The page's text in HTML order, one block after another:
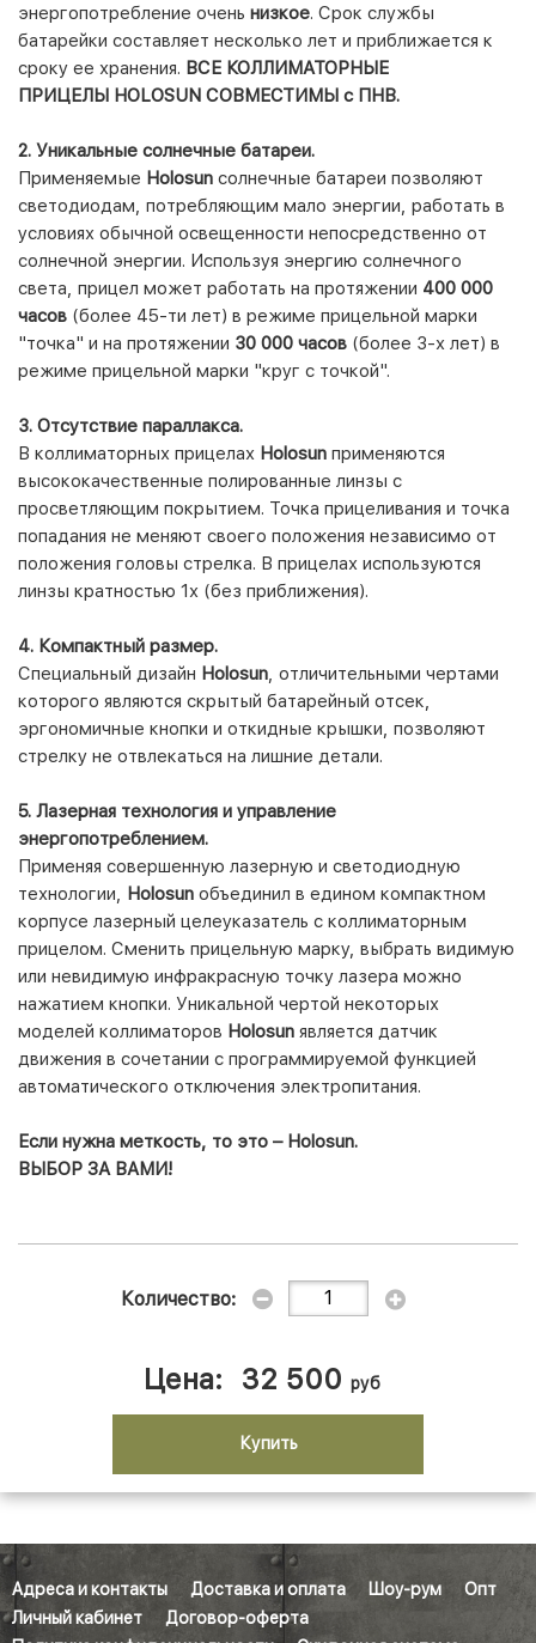
энергопотребление очень низкое. Срок службы
батарейки составляет несколько лет и приближается к
сроку ее хранения. ВСЕ КОЛЛИМАТОРНЫЕ
ПРИЦЕЛЫ HOLOSUN СОВМЕСТИМЫ с ПНВ.
2. Уникальные солнечные батареи.
Применяемые Holosun солнечные батареи позволяют
светодиодам, потребляющим мало энергии, работать в
условиях обычной освещенности непосредственно от
солнечной энергии. Используя энергию солнечного
света, прицел может работать на протяжении 400 000
часов (более 45-ти лет) в режиме прицельной марки
"точка" и на протяжении 30 000 часов (более 3-х лет) в
режиме прицельной марки "круг с точкой".
3. Отсутствие параллакса.
В коллиматорных прицелах Holosun применяются
высококачественные полированные линзы с
просветляющим покрытием. Точка прицеливания и точка
попадания не меняют своего положения независимо от
положения головы стрелка. В прицелах используются
линзы кратностью 1х (без приближения).
4. Компактный размер.
Специальный дизайн Holosun, отличительными чертами
которого являются скрытый батарейный отсек,
эргономичные кнопки и откидные крышки, позволяют
стрелку не отвлекаться на лишние детали.
5. Лазерная технология и управление
энергопотреблением.
Применяя совершенную лазерную и светодиодную
технологии, Holosun объединил в едином компактном
корпусе лазерный целеуказатель с коллиматорным
прицелом. Сменить прицельную марку, выбрать видимую
или невидимую инфракрасную точку лазера можно
нажатием кнопки. Уникальной чертой некоторых
моделей коллиматоров Holosun является датчик
движения в сочетании с программируемой функцией
автоматического отключения электропитания.
Если нужна меткость, то это – Holosun.
ВЫБОР ЗА ВАМИ!
Количество:
Цена: 32 500 руб
Купить
Адреса и контакты Доставка и оплата Шоу-рум
Опт
Личный кабинет
Договор-оферта